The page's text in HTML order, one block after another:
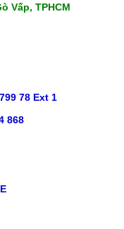
Vấp, TPHCM
78 Ext 1
868